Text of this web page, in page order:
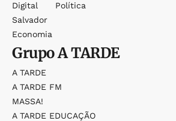
Digital
Salvador
Economia
Política
GrupoA TARDE
A TARDE
A TARDE FM
MASSA!
A TARDE EDUCAÇÃO